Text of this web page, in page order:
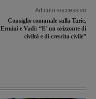
Articolo successivo
Consiglio comunale sulla Taric,
Ermini e Vadi: “E’ un orizzonte di
civiltà e di crescita civile”